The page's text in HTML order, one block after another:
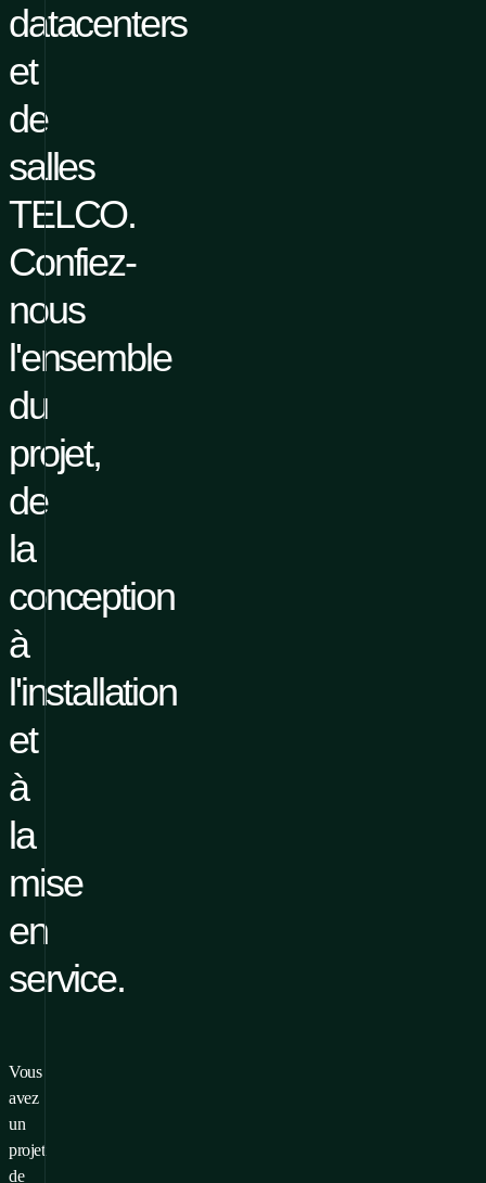
datacenters
et
de
salles
TELCO.
Confiez-
nous
l'ensemble
du
projet,
de
la
conception
à
l'installation
et
à
la
mise
en
service.
Vous
avez
un
projet
de